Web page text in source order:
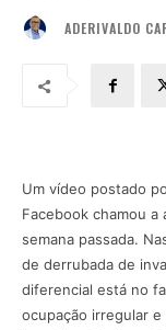
ADERIVALDO
Um vídeo postado
Facebook chamou
semana passada.
de derrubada de
diferencial está no
ocupação irregular